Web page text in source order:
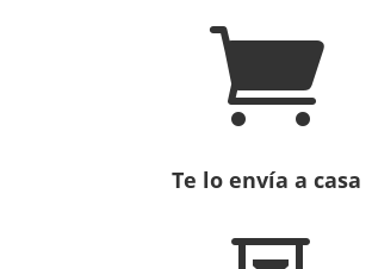

Te lo envía a casa